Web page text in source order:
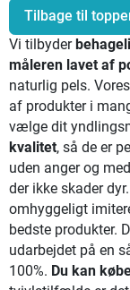
Tilbage til
Vi tilbyder
måleren lavet af
naturlig pels. Vores
af produkter i
vælge dit
kvalitet, så de er
uden anger og
der ikke skader dyr.
omhyggeligt
bedste produkter.
udarbejdet på en
100%. Du kan